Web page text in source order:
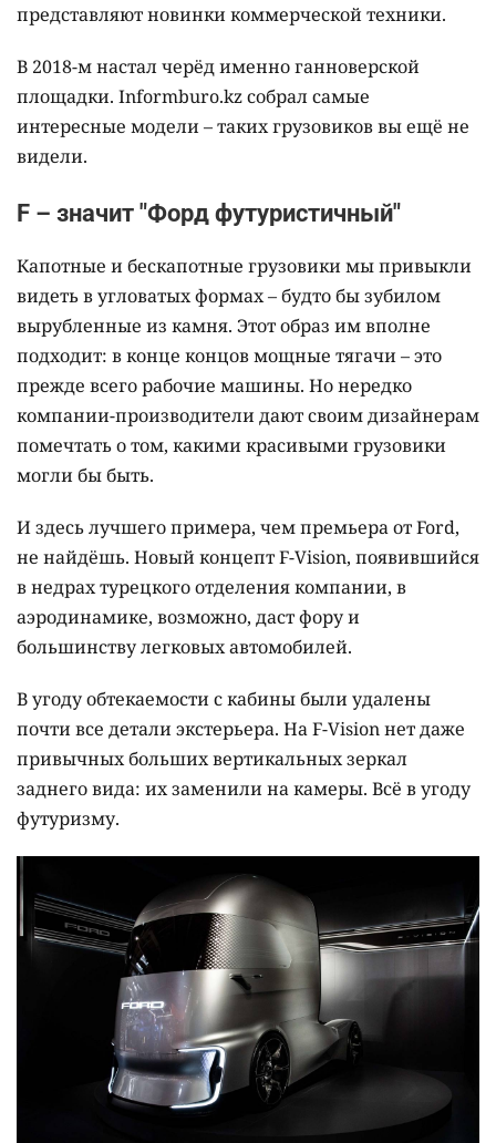
представляют новинки коммерческой техники.
В 2018-м настал черёд именно ганноверской
площадки. Informburo.kz собрал самые
интересные модели – таких грузовиков вы ещё не
видели.
F – значит "Форд футуристичный"
Капотные и бескапотные грузовики мы привыкли
видеть в угловатых формах – будто бы зубилом
вырубленные из камня. Этот образ им вполне
подходит: в конце концов мощные тягачи – это
прежде всего рабочие машины. Но нередко
компании-производители дают своим дизайнерам
помечтать о том, какими красивыми грузовики
могли бы быть.
И здесь лучшего примера, чем премьера от Ford,
не найдёшь. Новый концепт F-Vision, появившийся
в недрах турецкого отделения компании, в
аэродинамике, возможно, даст фору и
большинству легковых автомобилей.
В угоду обтекаемости с кабины были удалены
почти все детали экстерьера. На F-Vision нет даже
привычных больших вертикальных зеркал
заднего вида: их заменили на камеры. Всё в угоду
футуризму.